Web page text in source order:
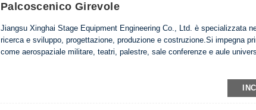
Palcoscenico Girevole
Jiangsu Xinghai Stage Equipment Engineering Co., Ltd. è specializzata
ricerca e sviluppo, progettazione, produzione e costruzione.Si impegna
come aerospaziale militare, teatri, palestre, sale conferenze e aule